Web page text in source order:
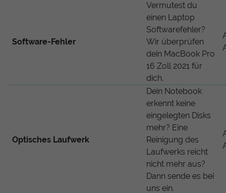
Software-Fehler
Vermutest du
einen Laptop
Softwarefehler?
Wir überprüfen
dein MacBook Pro
16 Zoll 2021 für
dich.
Optisches Laufwerk
Dein Notebook
erkennt keine
eingelegten Disks
mehr? Eine
Reinigung des
Laufwerks reicht
nicht mehr aus?
Dann sende es bei
uns ein.